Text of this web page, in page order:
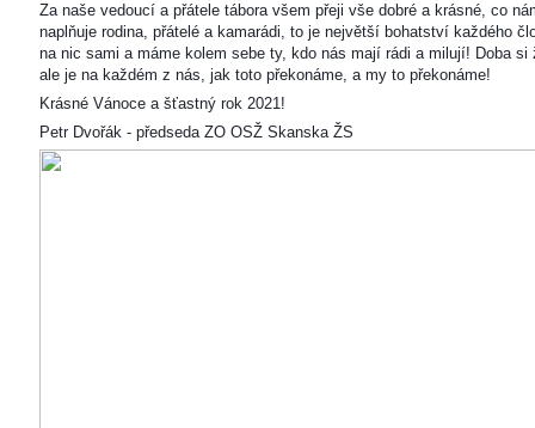
Za naše vedoucí a přátele tábora všem přeji vše dobré a krásné, co
naplňuje rodina, přátelé a kamarádi, to je největší bohatství každého
na nic sami a máme kolem sebe ty, kdo nás mají rádi a milují! Doba
ale je na každém z nás, jak toto překonáme, a my to překonáme!
Krásné Vánoce a šťastný rok 2021!
Petr Dvořák - předseda ZO OSŽ Skanska ŽS